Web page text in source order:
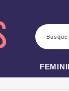
BUSCA